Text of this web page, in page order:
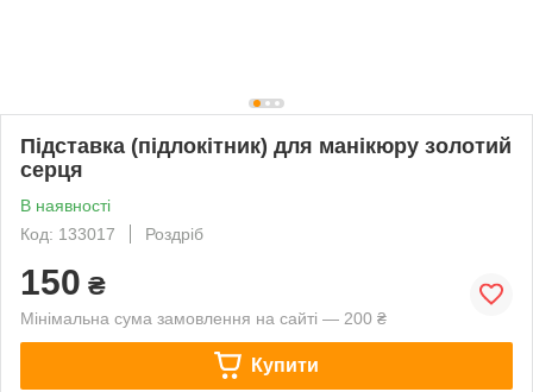
Підставка (підлокітник) для манікюру золотий
серця
В наявності
Код: 133017
Роздріб
150 ₴
Мінімальна сума замовлення на сайті — 200 ₴
Купити